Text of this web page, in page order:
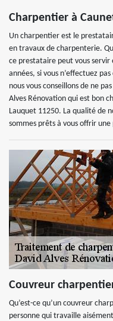
Charpentier à
Un charpentier est le
en travaux de charpenterie.
ce prestataire peut vous
années, si vous n’effectuez
nous vous conseillons de ne
Alves Rénovation qui est bon
Lauquet 11250. La qualité de
sommes prêts à vous offrir
Couvreur
Qu’est-ce qu’un couvreur
personne qui travaille